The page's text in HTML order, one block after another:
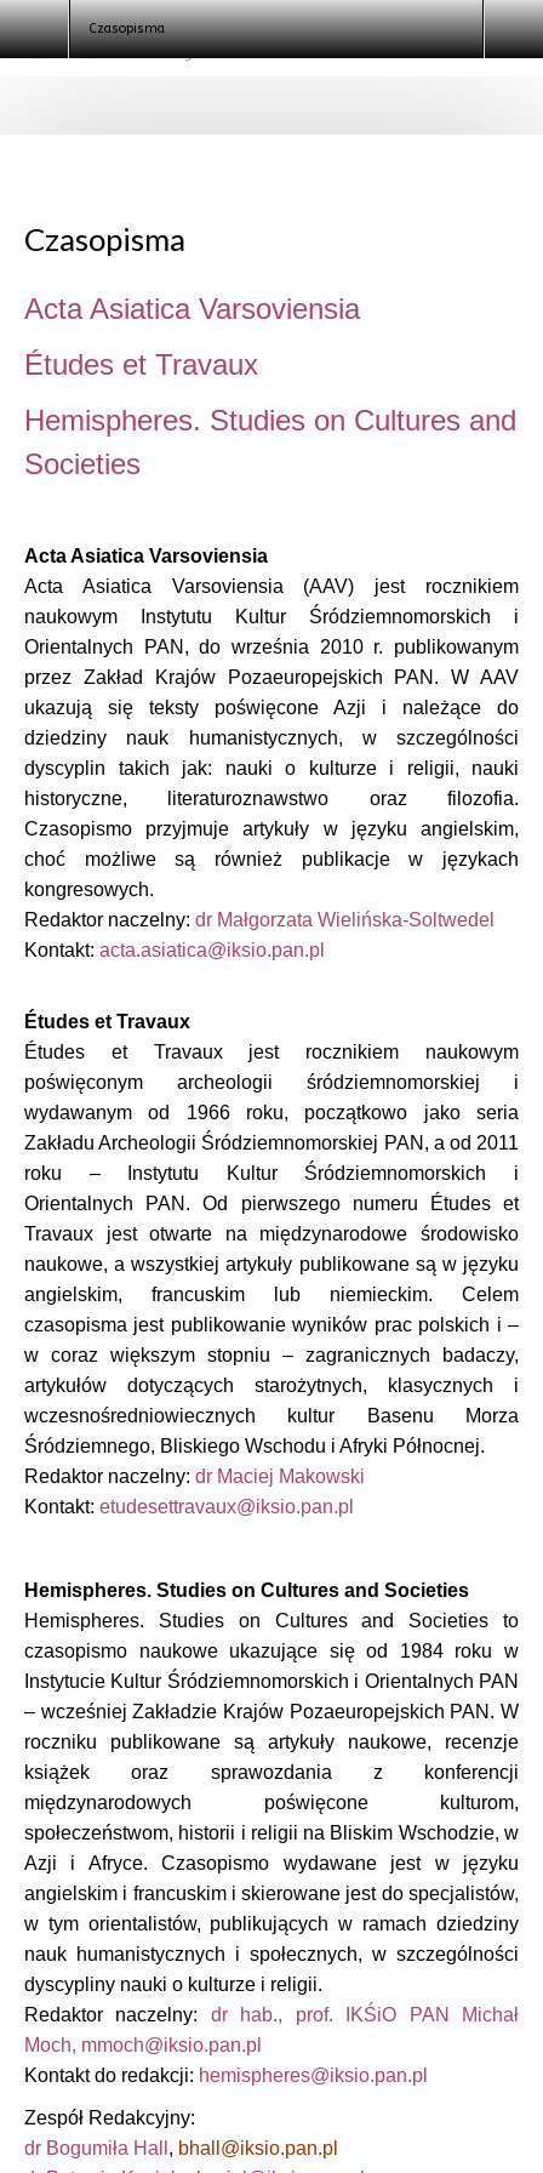
Czasopisma
Szukaj
Czasopisma
Acta Asiatica Varsoviensia
Études et Travaux
Hemispheres. Studies on Cultures and
Societies
Acta Asiatica Varsoviensia
Acta Asiatica Varsoviensia (AAV) jest rocznikiem
naukowym Instytutu Kultur Śródziemnomorskich i
Orientalnych PAN, do września 2010 r. publikowanym
przez Zakład Krajów Pozaeuropejskich PAN. W AAV
ukazują się teksty poświęcone Azji i należące do
dziedziny nauk humanistycznych, w szczególności
dyscyplin takich jak: nauki o kulturze i religii, nauki
historyczne, literaturoznawstwo oraz filozofia.
Czasopismo przyjmuje artykuły w języku angielskim,
choć możliwe są również publikacje w językach
kongresowych.
Redaktor naczelny: dr Małgorzata Wielińska-Soltwedel
Kontakt:
Études et Travaux
Études et Travaux jest rocznikiem naukowym
poświęconym archeologii śródziemnomorskiej i
wydawanym od 1966 roku, początkowo jako seria
Zakładu Archeologii Śródziemnomorskiej PAN, a od 2011
roku – Instytutu Kultur Śródziemnomorskich i
Orientalnych PAN. Od pierwszego numeru Études et
Travaux jest otwarte na międzynarodowe środowisko
naukowe, a wszystkiej artykuły publikowane są w języku
angielskim, francuskim lub niemieckim. Celem
czasopisma jest publikowanie wyników prac polskich i –
w coraz większym stopniu – zagranicznych badaczy,
artykułów dotyczących starożytnych, klasycznych i
wczesnośredniowiecznych kultur Basenu Morza
Śródziemnego, Bliskiego Wschodu i Afryki Północnej.
Redaktor naczelny: dr Maciej Makowski
Kontakt: etudesettravaux@iksio.pan.pl
Hemispheres. Studies on Cultures and Societies
Hemispheres. Studies on Cultures and Societies to
czasopismo naukowe ukazujące się od 1984 roku w
Instytucie Kultur Śródziemnomorskich i Orientalnych PAN
– wcześniej Zakładzie Krajów Pozaeuropejskich PAN. W
roczniku publikowane są artykuły naukowe, recenzje
książek oraz sprawozdania z konferencji
międzynarodowych poświęcone kulturom,
społeczeństwom, historii i religii na Bliskim Wschodzie, w
Azji i Afryce. Czasopismo wydawane jest w języku
angielskim i francuskim i skierowane jest do specjalistów,
w tym orientalistów, publikujących w ramach dziedziny
nauk humanistycznych i społecznych, w szczególności
dyscypliny nauki o kulturze i religii.
Redaktor naczelny: dr hab., prof. IKŚiO PAN Michał
Moch,
Kontakt do redakcji:
Zespół Redakcyjny:
dr Bogumiła Hall ,